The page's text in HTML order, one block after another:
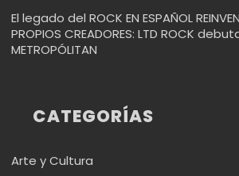
El legado del ROCK EN ESPAÑOL
PROPIOS CREADORES: LTD ROCK
METROPÓLITAN
CATEGORÍAS
Arte y Cultura